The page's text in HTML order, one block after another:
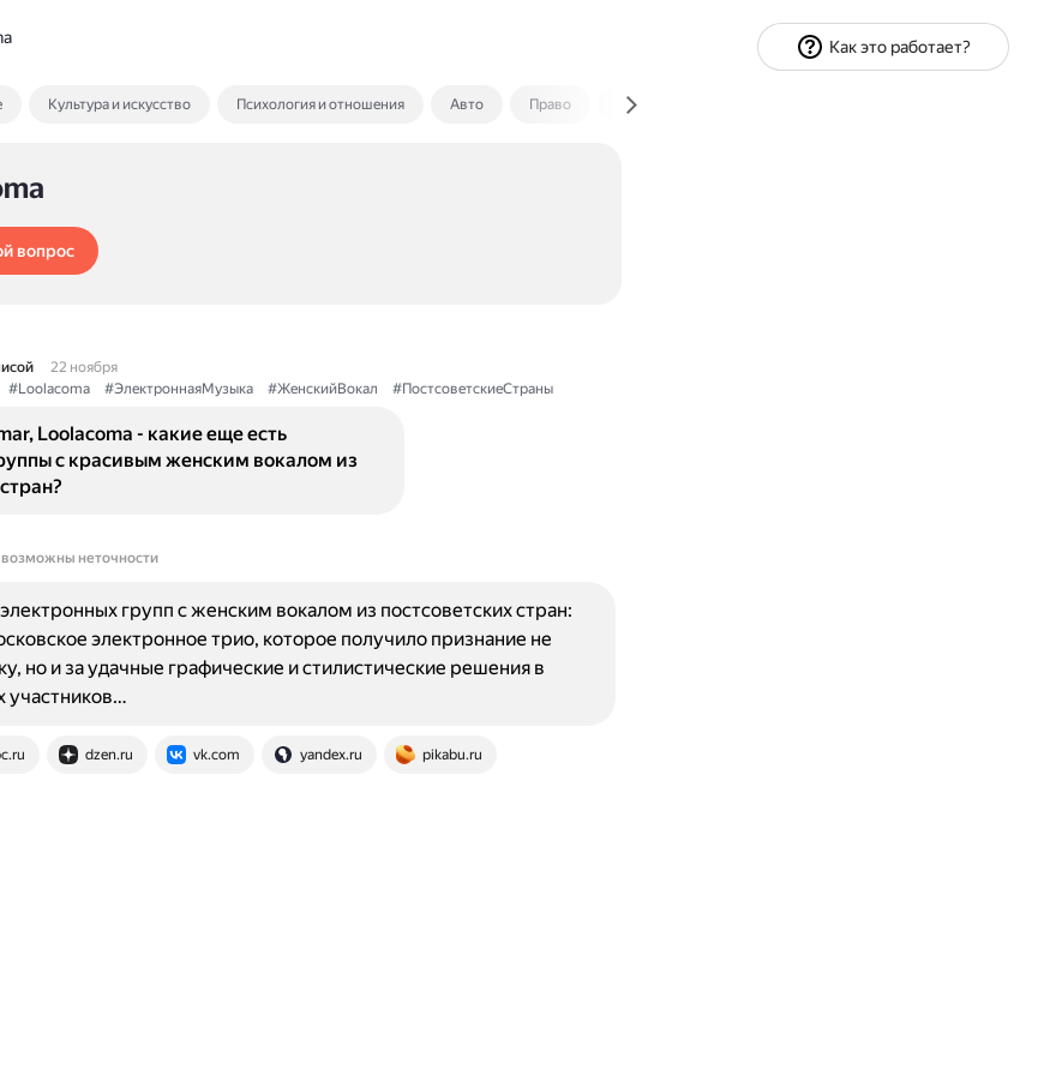
Культура и искусство Психология и отношения Авто Право Экономика и финансы
вопрос
22 ноября
#Loolacoma #ЭлектроннаяМузыка #ЖенскийВокал #ПостсоветскиеСтраны
Loolacoma - какие еще есть
с красивым женским вокалом из
возможны неточности
dzen.ru vk.com yandex.ru pikabu.ru
групп с женским вокалом из постсоветских стран:
электронное трио, которое получило признание не
но и за удачные графические и стилистические решения в
участников…
Как это работает?